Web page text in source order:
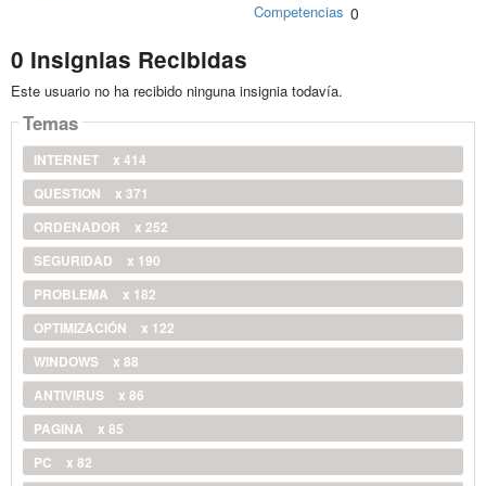
Competencias 0
0 Insignias Recibidas
Este usuario no ha recibido ninguna insignia todavía.
Temas
INTERNET
x 414
QUESTION
x 371
ORDENADOR
x 252
SEGURIDAD
x 190
PROBLEMA
x 182
OPTIMIZACIÓN
x 122
WINDOWS
x 88
ANTIVIRUS
x 86
PAGINA
x 85
PC
x 82